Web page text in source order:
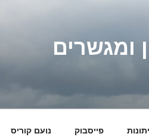
ומגשרים
פייסבוק נועם קוריס